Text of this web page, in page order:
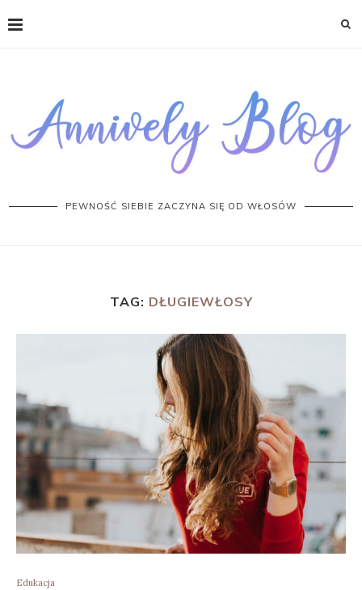
PEWNOŚĆ SIEBIE ZACZYNA SIĘ OD WŁOSÓW
TAG: DŁUGIEWŁOSY
Edukacja